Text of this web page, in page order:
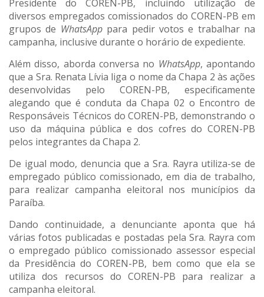
Presidente do COREN-PB, incluindo utilização de
diversos empregados comissionados do COREN-PB em
grupos de WhatsApppara pedir votos e trabalhar na
campanha, inclusive durante o horário de expediente.
Além disso, aborda conversa no WhatsApp, apontando
que a Sra. Renata Lívia liga o nome da Chapa 2 às ações
desenvolvidas pelo COREN-PB, especificamente
alegando que é conduta da Chapa 02 o Encontro de
Responsáveis Técnicos do COREN-PB, demonstrando o
uso da máquina pública e dos cofres do COREN-PB
pelos integrantes da Chapa 2.
De igual modo, denuncia que a Sra. Rayra utiliza-se de
empregado público comissionado, em dia de trabalho,
para realizar campanha eleitoral nos municípios da
Paraíba.
Dando continuidade, a denunciante aponta que há
várias fotos publicadas e postadas pela Sra. Rayra com
o empregado público comissionado assessor especial
da Presidência do COREN-PB, bem como que ela se
utiliza dos recursos do COREN-PB para realizar a
campanha eleitoral.